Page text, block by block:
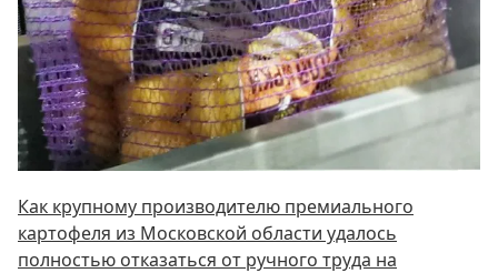
Как крупному производителю премиального
картофеля из Московской области удалось
полностью отказаться от ручного труда на